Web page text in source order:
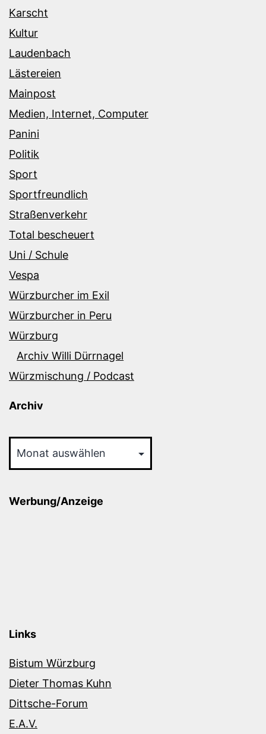
Karscht
Kultur
Laudenbach
Lästereien
Mainpost
Medien, Internet, Computer
Panini
Politik
Sport
Sportfreundlich
Straßenverkehr
Total bescheuert
Uni / Schule
Vespa
Würzburcher im Exil
Würzburcher in Peru
Würzburg
Archiv Willi Dürrnagel
Würzmischung / Podcast
Archiv
Werbung/Anzeige
Links
Bistum Würzburg
Dieter Thomas Kuhn
Dittsche-Forum
E.A.V.